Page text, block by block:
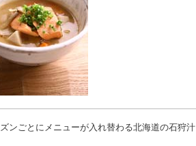
ンごとにメニューが入れ替わる北海道の石狩汁